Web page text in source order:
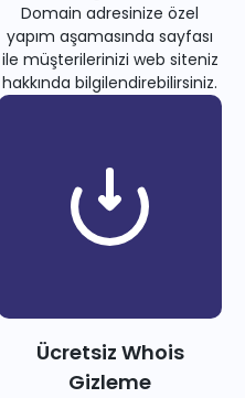
Domain adresinize özel
yapım aşamasında sayfası
ile müşterilerinizi web siteniz
hakkında bilgilendirebilirsiniz.
Ücretsiz Whois
Gizleme